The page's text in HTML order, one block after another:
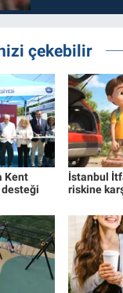
çekebilir
Kent
desteği
İstanbul
riskine